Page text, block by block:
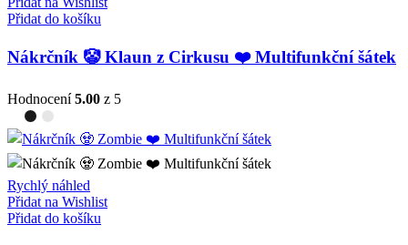
Přidat do košíku
Nákrčník 🤡 Klaun z Cirkusu ❤️ Multifunkční šátek
Hodnocení5.00 z 5
Rychlý náhled
Přidat na Wishlist
Přidat do košíku